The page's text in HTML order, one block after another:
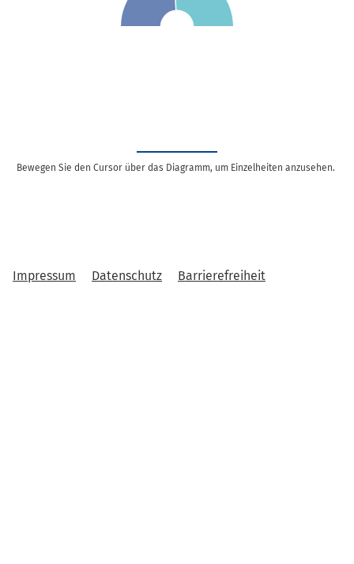
Bewegen Sie den Cursor über das Diagramm, um Einzelheiten anzusehen.
Impressum Datenschutz Barrierefreiheit